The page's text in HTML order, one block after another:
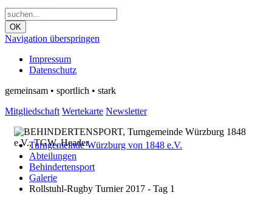
OK
Navigation überspringen
Impressum
Datenschutz
gemeinsam • sportlich • stark
Mitgliedschaft Wertekarte Newsletter
Turngemeinde Würzburg von 1848 e.V.
Abteilungen
Behindertensport
Galerie
Rollstuhl-Rugby Turnier 2017 - Tag 1